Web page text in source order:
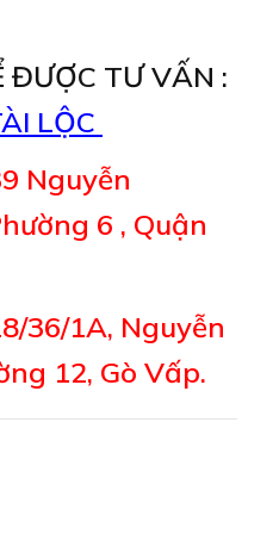
ĐƯỢC TƯ VẤN :
LỘC
Nguyễn
6 , Quận
36/1A, Nguyễn
12, Gò Vấp.